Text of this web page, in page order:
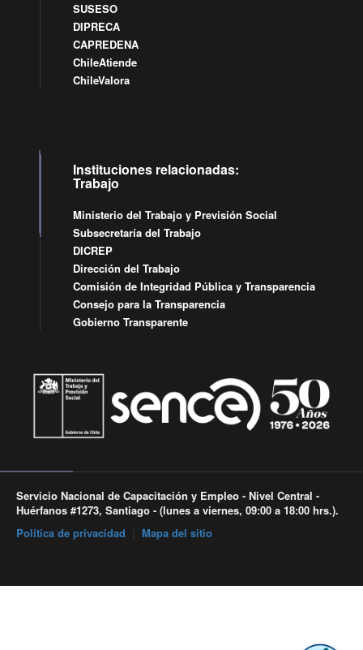
SUSESO
DIPRECA
CAPREDENA
ChileAtiende
ChileValora
Instituciones relacionadas:
Trabajo
Ministerio del Trabajo y Previsión Social
Subsecretaría del Trabajo
DICREP
Dirección del Trabajo
Comisión de Integridad Pública y Transparencia
Consejo para la Transparencia
Gobierno Transparente
Servicio Nacional de Capacitación y Empleo - Nivel Central -
Huérfanos #1273, Santiago - (lunes a viernes, 09:00 a 18:00 hrs.).
Política de privacidad
Mapa del sitio